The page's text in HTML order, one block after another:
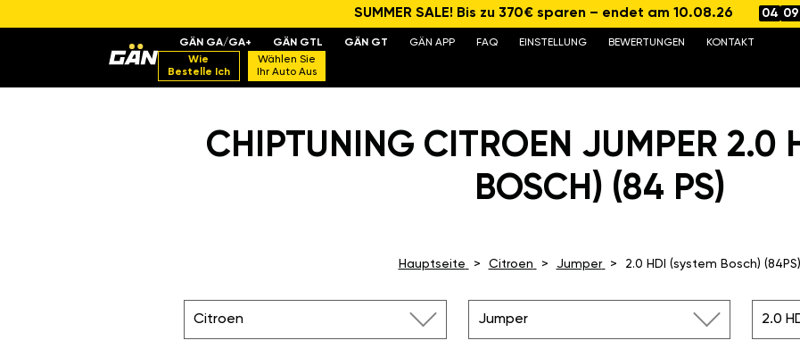
SUMMER SALE! Bis zu 370€ sparen – endet am 10.08.26 04 09
GÄN GA/GA+ GÄN GTL GÄN GT GÄN APP FAQ EINSTELLUNG BEWERTUNGEN
KONTAKT
Wie
Bestelle Ich
Wählen Sie
Ihr Auto Aus
CHIPTUNING CITROEN JUMPER 2.0
BOSCH) (84 PS)
Hauptseite Citroen Jumper 2.0 HDI (system Bosch) (84PS)
Citroen Jumper 2.0